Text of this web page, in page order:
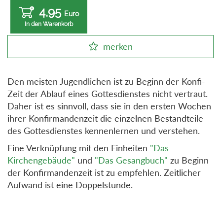
4,95 Euro
In den Warenkorb
merken
Den meisten Jugendlichen ist zu Beginn der Konfi-
Zeit der Ablauf eines Gottesdienstes nicht vertraut.
Daher ist es sinnvoll, dass sie in den ersten Wochen
ihrer Konfirmandenzeit die einzelnen Bestandteile
des Gottesdienstes kennenlernen und verstehen.
Eine Verknüpfung mit den Einheiten "Das
Kirchengebäude" und "Das Gesangbuch" zu Beginn
der Konfirmandenzeit ist zu empfehlen. Zeitlicher
Aufwand ist eine Doppelstunde.